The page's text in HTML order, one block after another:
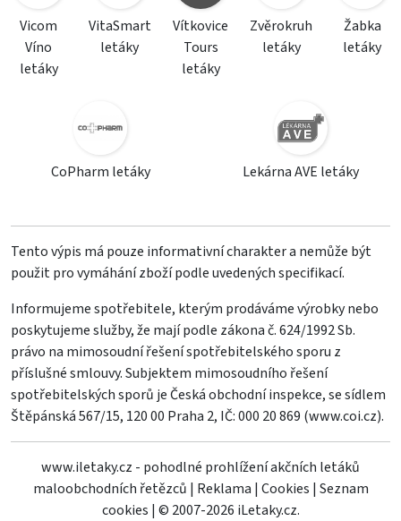
Vicom
Víno
letáky
VitaSmart
letáky
Vítkovice
Tours
letáky
Zvěrokruh
letáky
Žabka
letáky
CoPharm letáky Lekárna AVE letáky
Tento výpis má pouze informativní charakter a nemůže být
použit pro vymáhání zboží podle uvedených specifikací.
Informujeme spotřebitele, kterým prodáváme výrobky nebo
poskytujeme služby, že mají podle zákona č. 624/1992 Sb.
právo na mimosoudní řešení spotřebitelského sporu z
příslušné smlouvy. Subjektem mimosoudního řešení
spotřebitelských sporů je Česká obchodní inspekce, se sídlem
Štěpánská 567/15, 120 00 Praha 2, IČ: 000 20 869 (www.coi.cz).
www.iletaky.cz - pohodlné prohlížení akčních letáků
maloobchodních řetězců | Reklama | Cookies | Seznam
cookies | © 2007-2026 iLetaky.cz.